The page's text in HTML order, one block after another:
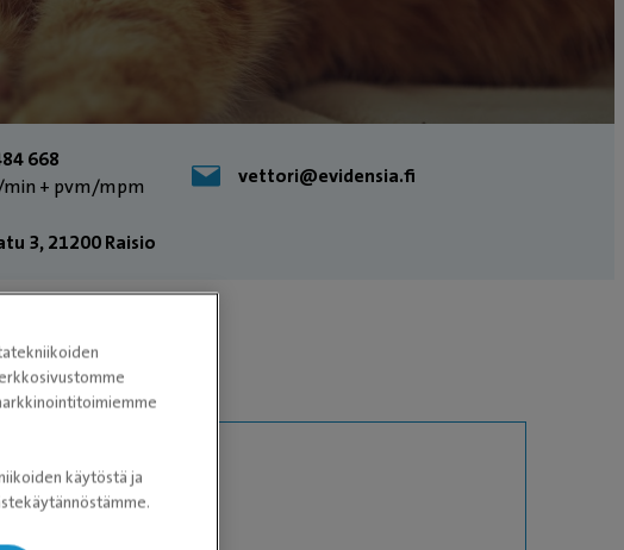
668
+ pvm/mpm
vettori@evidensia.fi
3, 21200 Raisio
käytöstä ja